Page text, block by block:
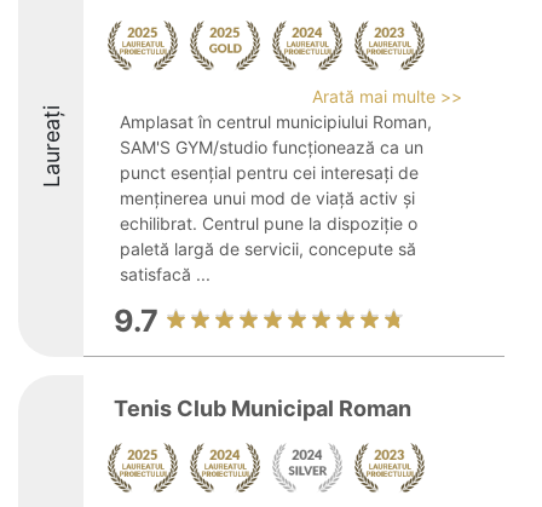
Laureați
Arată mai multe >>
Amplasat în centrul municipiului Roman,
SAM'S GYM/studio funcționează ca un
punct esențial pentru cei interesați de
menținerea unui mod de viață activ și
echilibrat. Centrul pune la dispoziție o
paletă largă de servicii, concepute să
satisfacă ...
9.7
Tenis Club Municipal Roman